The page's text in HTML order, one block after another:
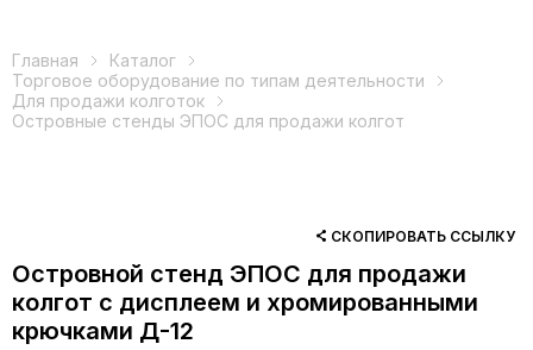
Главная
Каталог
Торговое оборудование по типам деятельности
Для продажи колготок
Островные стенды ЭПОС для продажи колгот
СКОПИРОВАТЬ ССЫЛКУ
Островной стенд ЭПОС для продажи
колгот с дисплеем и хромированными
крючками Д-12